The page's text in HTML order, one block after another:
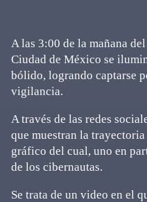
A las 3:00 de la mañana
Ciudad de México se
bólido, logrando captarse
vigilancia.
A través de las redes
que muestran la
gráfico del cual, uno en
de los cibernautas.
Se trata de un video en el